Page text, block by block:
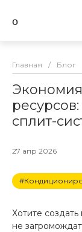
Главная / Блог
сплит-
27 апр 2026
Хотите
не